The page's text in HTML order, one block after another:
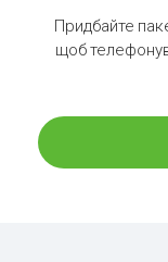
Придбайте
щоб